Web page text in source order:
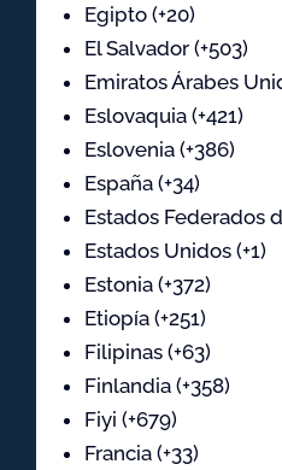
Egipto (+20)
El Salvador (+503)
Emiratos Árabes
Eslovaquia (+421)
Eslovenia (+386)
España (+34)
Estados Federados
Estados Unidos (+1)
Estonia (+372)
Etiopía (+251)
Filipinas (+63)
Finlandia (+358)
Fiyi (+679)
Francia (+33)